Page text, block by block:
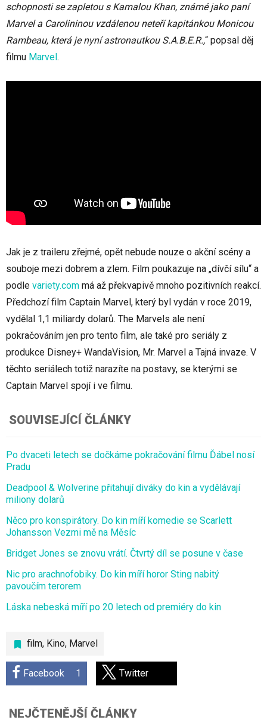
schopnosti se zapletou s Kamalou Khan, známé jako paní
Marvel a Carolininou vzdálenou neteří kapitánkou Monicou
Rambeau, která je nyní astronautkou S.A.B.E.R.,“ popsal děj
filmu Marvel.
Jak je z traileru zřejmé, opět nebude nouze o akční scény a
souboje mezi dobrem a zlem. Film poukazuje na „dívčí sílu“ a
podle variety.com má až překvapivě mnoho pozitivních reakcí.
Předchozí film Captain Marvel, který byl vydán v roce 2019,
vydělal 1,1 miliardy dolarů. The Marvels ale není
pokračováním jen pro tento film, ale také pro seriály z
produkce Disney+ WandaVision, Mr. Marvel a Tajná invaze. V
těchto seriálech totiž narazíte na postavy, se kterými se
Captain Marvel spojí i ve filmu.
film, Kino, Marvel
Facebook 1 Twitter
SOUVISEJÍCÍ ČLÁNKY
Po dvaceti letech se dočkáme pokračování filmu Ďábel nosí
Pradu
Deadpool & Wolverine přitahují diváky do kin a vydělávají
miliony dolarů
Něco pro konspirátory. Do kin míří komedie se Scarlett
Johansson Vezmi mě na Měsíc
Bridget Jones se znovu vrátí. Čtvrtý díl se posune v čase
Nic pro arachnofobiky. Do kin míří horor Sting nabitý
pavoučím terorem
Láska nebeská míří po 20 letech od premiéry do kin
NEJČTENĚJŠÍ ČLÁNKY